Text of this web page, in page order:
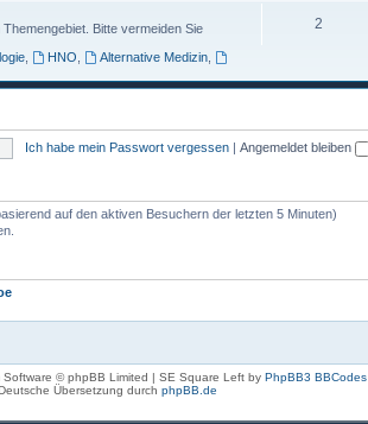
Bitte vermeiden Sie
HNO Alternative Medizin,
2
Ich habe mein Passwort vergessen | Angemeldet bleiben
auf den aktiven Besuchern der letzten 5 Minuten)
Software © phpBB Limited | SE Square Left by PhpBB3 BBCodes
Übersetzung durch phpBB.de